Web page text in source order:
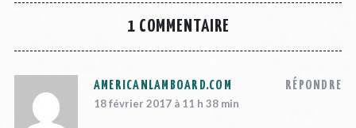
1 COMMENTAIRE
AMERICANLAMBOARD.COM
18 février 2017 à 11 h 38 min
RÉPONDRE